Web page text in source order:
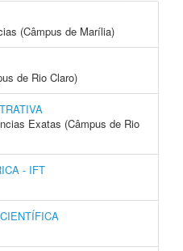
(Câmpus de Marília)
de Rio Claro)
Exatas (Câmpus de Rio
- IFT